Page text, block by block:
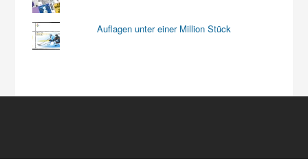
Auflagen unter einer Million Stück